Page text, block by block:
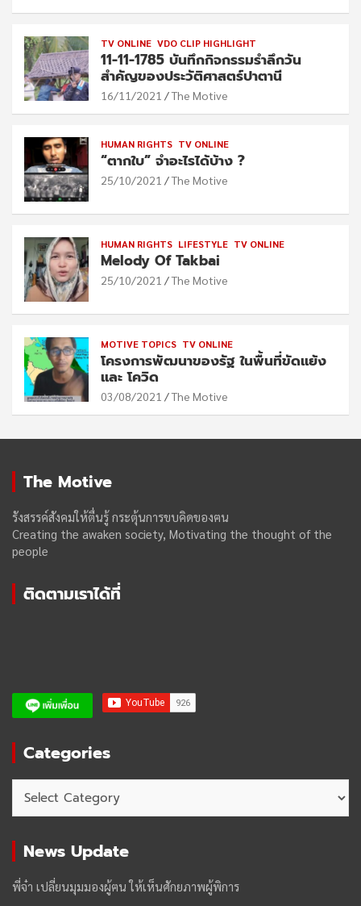
TV ONLINE VDO CLIP HIGHLIGHT
11-11-1785 บันทึกกิจกรรมรำลึกวัน
สำคัญของประวัติศาสตร์ปาตานี
16/11/2021 The Motive
HUMAN RIGHTS TV ONLINE
“ตากใบ” จำอะไรได้บ้าง ?
25/10/2021 The Motive
HUMAN RIGHTS LIFESTYLE TV ONLINE
Melody Of Takbai
25/10/2021 The Motive
MOTIVE TOPICS TV ONLINE
โครงการพัฒนาของรัฐ ในพื้นที่ขัดแย้ง
และ โควิด
03/08/2021 The Motive
The Motive
รังสรรค์สังคมให้ตื่นรู้ กระตุ้นการขบคิดของฅน
Creating the awaken society, Motivating the thought of the
people
ติดตามเราได้ที่
Categories
News Update
พี่จ๋า เปลี่ยนมุมมองผู้ฅน ให้เห็นศักยภาพผู้พิการ